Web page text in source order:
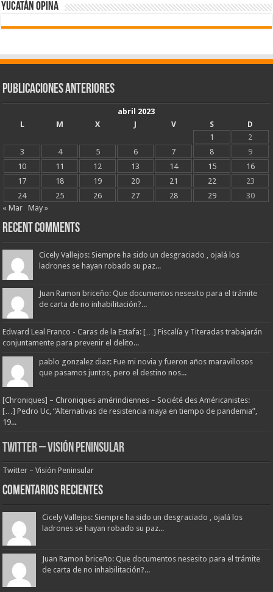
Yucatán Opina
Publicaciones Anteriores
abril 2023
L
M X J V S
D
1
2
3
4 5 6 7 8
9
10
11 12 13 14 15
16
17
18 19 20 21 22
23
24
25 26 27 28 29
30
« Mar
May »
Recent Comments
Cicely Vallejos: Siempre ha sido un desgraciado , ojalá los
ladrones se hayan robado su paz...
Juan Ramon briceño: Que documentos nesesito para el trámite
de carta de no inhabilitación?...
Edward Leal Franco - Caras de la Estafa: […] Fiscalía y Titeradas trabajarán
conjuntamente para prevenir el delito...
pablo gonzalez diaz: Fue mi novia y fueron años maravillosos
que pasamos juntos, pero el destino nos...
[Chroniques] – Chroniques amérindiennes – Société des Américanistes:
[…] Pedro Uc, “Alternativas de resistencia maya en tiempo de pandemia”,
19...
Twitter – Visión Peninsular
Twitter – Visión Peninsular
Comentarios Recientes
Cicely Vallejos: Siempre ha sido un desgraciado , ojalá los
ladrones se hayan robado su paz...
Juan Ramon briceño: Que documentos nesesito para el trámite
de carta de no inhabilitación?...